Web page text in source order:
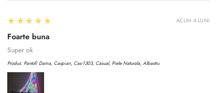
5
★★★★★
Foarte buna
Super ok
Produs: Pantofi Dama, Caspian, Cas-1303, Casual, Piele Naturala, Albastru
ACUM 4 LUNI